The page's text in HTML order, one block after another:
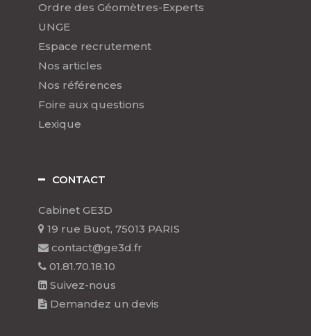
Ordre des Géomètres-Experts
UNGE
Espace recrutement
Nos articles
Nos références
Foire aux questions
Lexique
CONTACT
Cabinet GE3D
19 rue Buot, 75013 PARIS
contact@ge3d.fr
01.81.70.18.10
Suivez-nous
Demandez un devis